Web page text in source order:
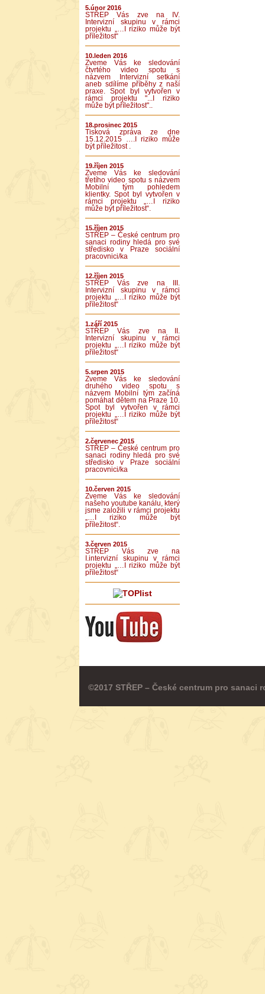
5.únor 2016
STŘEP Vás zve na IV.
Intervizní skupinu v rámci
projektu „…I riziko může být
příležitost“
10.leden 2016
Zveme Vás ke sledování
čtvrtého video spotu s
názvem Intervizní setkání
aneb sdílíme příběhy z naší
praxe. Spot byl vytvořen v
rámci projektu "...I riziko
může být příležitost"..
18.prosinec 2015
Tisková zpráva ze dne
15.12.2015 ….I riziko může
být příležitost .
19.říjen 2015
Zveme Vás ke sledování
třetího video spotu s názvem
Mobilní tým pohledem
klientky. Spot byl vytvořen v
rámci projektu „…I riziko
může být příležitost“.
15.říjen 2015
STŘEP – České centrum pro
sanaci rodiny hledá pro své
středisko v Praze sociální
pracovnici/ka
12.říjen 2015
STŘEP Vás zve na III.
Intervizní skupinu v rámci
projektu „…I riziko může být
příležitost“
1.září 2015
STŘEP Vás zve na II.
Intervizní skupinu v rámci
projektu „…I riziko může být
příležitost“
5.srpen 2015
Zveme Vás ke sledování
druhého video spotu s
názvem Mobilní tým začíná
pomáhat dětem na Praze 10.
Spot byl vytvořen v rámci
projektu „…I riziko může být
příležitost“
2.červenec 2015
STŘEP – České centrum pro
sanaci rodiny hledá pro své
středisko v Praze sociální
pracovnici/ka
10.červen 2015
Zveme Vás ke sledování
našeho youtube kanálu, který
jsme založili v rámci projektu
„…I riziko může být
příležitost“.
3.červen 2015
STŘEP Vás zve na
I.intervizní skupinu v rámci
projektu „…I riziko může být
příležitost“
©2017 STŘEP – České centrum pro sanaci